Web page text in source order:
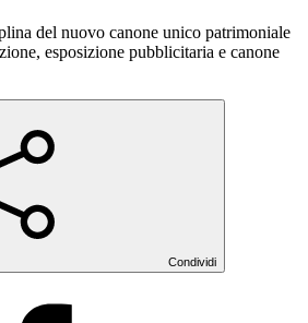
del nuovo canone unico patrimoniale
esposizione pubblicitaria e canone
Condividi